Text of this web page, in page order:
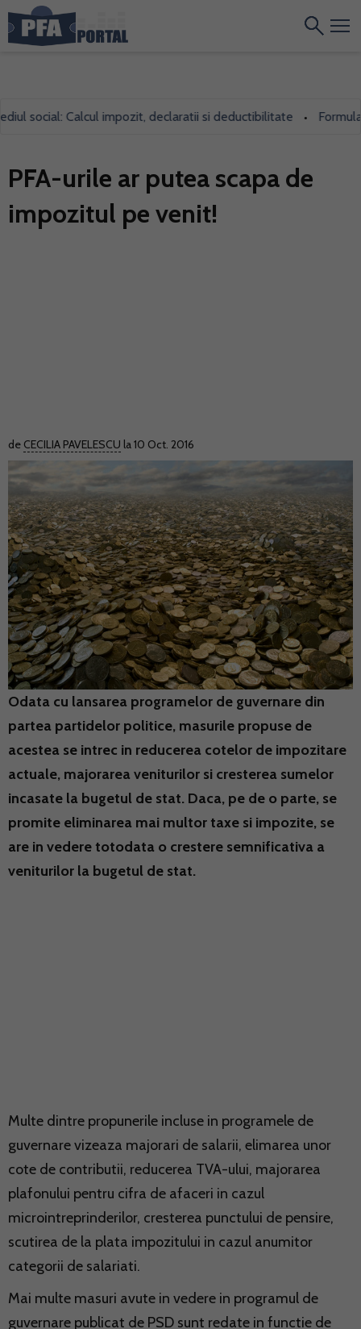
social: Calcul impozit, declaratii si deductibilitate •
PFA-urile ar putea scapa de
impozitul pe venit!
de CECILIA PAVELESCU la 10 Oct. 2016
Odata cu lansarea programelor de guvernare din
partea partidelor politice, masurile propuse de
acestea se intrec in reducerea cotelor de impozitare
actuale, majorarea veniturilor si cresterea sumelor
incasate la bugetul de stat. Daca, pe de o parte, se
promite eliminarea mai multor taxe si impozite, se
are in vedere totodata o crestere semnificativa a
veniturilor la bugetul de stat.
Multe dintre propunerile incluse in programele de
guvernare vizeaza majorari de salarii, elimarea unor
cote de contributii, reducerea TVA-ului, majorarea
plafonului pentru cifra de afaceri in cazul
microintreprinderilor, cresterea punctului de pensire,
scutirea de la plata impozitului in cazul anumitor
categorii de salariati.
Mai multe masuri avute in vedere in programul de
guvernare publicat de PSD sunt redate in functie de